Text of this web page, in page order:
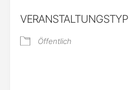
VERANSTALTUNGSTYP
Öffentlich